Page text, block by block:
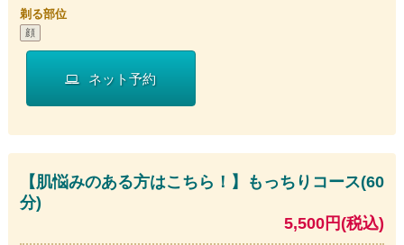
剃る部位
顔
ネット予約
【肌悩みのある方はこちら！】もっちりコース(60
分)
5,500円(税込)